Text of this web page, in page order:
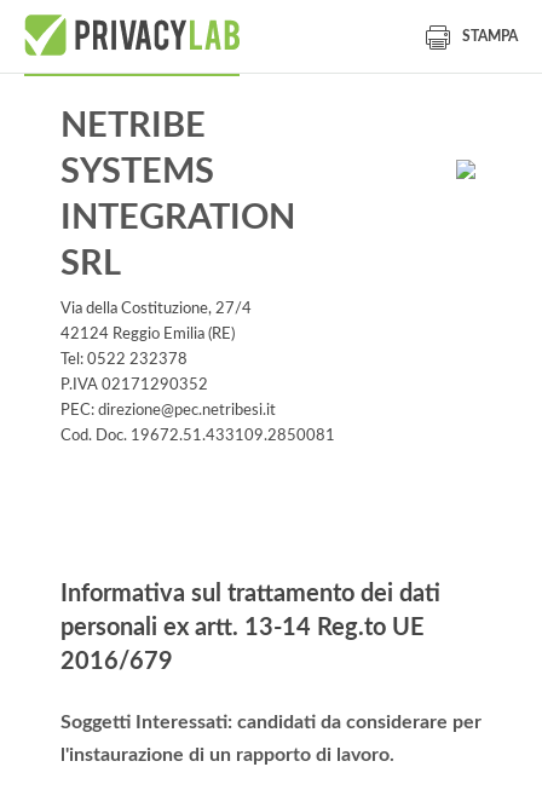
STAMPA
NETRIBE
SYSTEMS
INTEGRATION
SRL
Via della Costituzione, 27/4
42124 Reggio Emilia (RE)
Tel: 0522 232378
P.IVA 02171290352
PEC: direzione@pec.netribesi.it
Cod. Doc. 19672.51.433109.2850081
Informativa sul trattamento dei dati
personali ex artt. 13-14 Reg.to UE
2016/679
Soggetti Interessati: candidati da considerare per
l'instaurazione di un rapporto di lavoro.